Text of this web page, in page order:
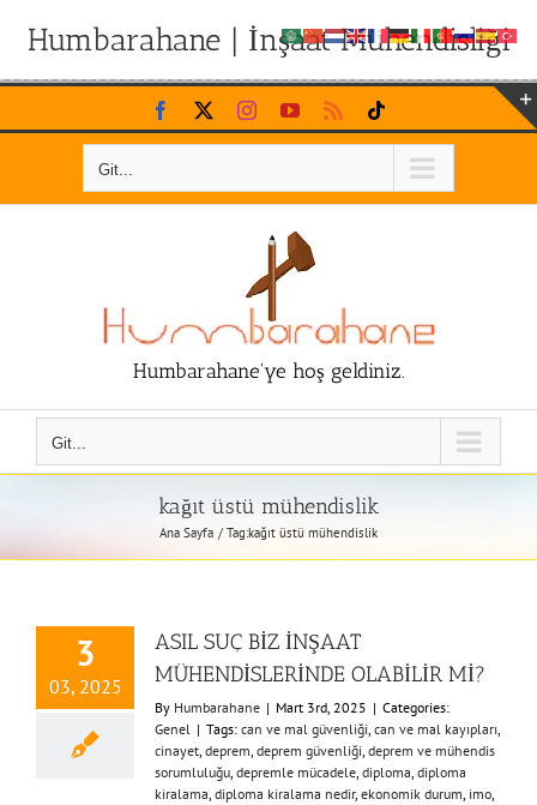
Humbarahane | İnşaat Mühendisliği
Skip
to
Facebook InstagramYouTubeRss
Git...
Humbarahane'ye hoş geldiniz.
Git...
kağıt üstü mühendislik
Ana Sayfa Tag:kağıt üstü mühendislik
3
03, 2025
ASIL SUÇ BİZ İNŞAAT
MÜHENDİSLERİNDE OLABİLİR Mİ?
By Humbarahane | Mart 3rd, 2025 | Categories:
Genel | Tags: can ve mal güvenliği, can ve mal kayıpları,
cinayet, deprem, deprem güvenliği, deprem ve mühendis
sorumluluğu, depremle mücadele, diploma, diploma
kiralama, diploma kiralama nedir, ekonomik durum, imo,